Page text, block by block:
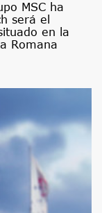
MSC ha
será el
en la
Romana